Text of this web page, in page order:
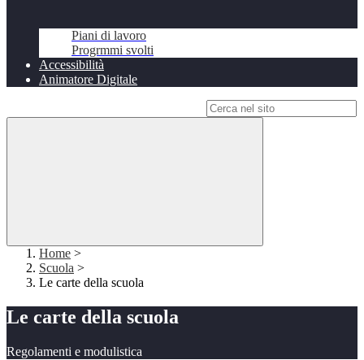
Piani di lavoro
Progrmmi svolti
Accessibilità
Animatore Digitale
Home >
Scuola >
Le carte della scuola
Le carte della scuola
Regolamenti e modulistica